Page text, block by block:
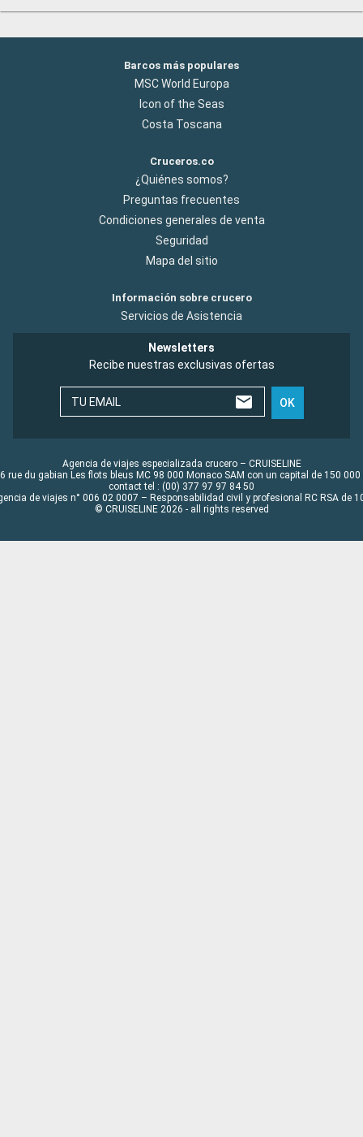
Barcos más populares
MSC World Europa
Icon of the Seas
Costa Toscana
Cruceros.co
¿Quiénes somos?
Preguntas frecuentes
Condiciones generales de venta
Seguridad
Mapa del sitio
Información sobre crucero
Servicios de Asistencia
Newsletters
Recibe nuestras exclusivas ofertas
TU EMAIL OK
Agencia de viajes especializada crucero – CRUISELINE
rue du gabian Les flots bleus MC 98 000 Monaco SAM con un capital de 150 000
contact tel : (00) 377 97 97 84 50
de viajes n° 006 02 0007 – Responsabilidad civil y profesional RC RSA de
© CRUISELINE 2026 - all rights reserved